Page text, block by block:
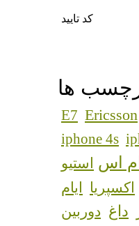
کد تایید
ها
E7 Ericsson
iphone 4s
اس استیو
اکسپریا ایام
داغ دوربین